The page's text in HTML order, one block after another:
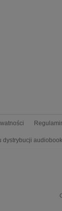
dystrybucji